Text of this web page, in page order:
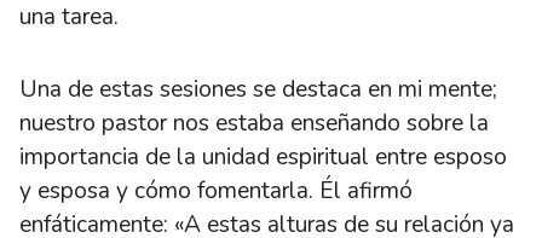
una tarea.
Una de estas sesiones se destaca en mi mente;
nuestro pastor nos estaba enseñando sobre la
importancia de la unidad espiritual entre esposo
y esposa y cómo fomentarla. Él afirmó
enfáticamente: «A estas alturas de su relación ya